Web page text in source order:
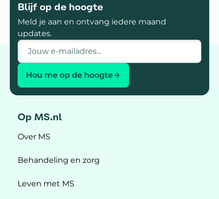
Blijf op de hoogte
Meld je aan en ontvang iedere maand
updates.
E-mailadres
Hou me op de hoogte
Op MS.nl
Over MS
Behandeling en zorg
Leven met MS